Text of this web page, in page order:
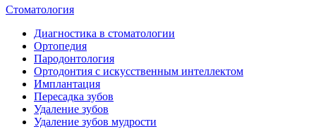
Стоматология
Диагностика в стоматологии
Ортопедия
Пародонтология
Ортодонтия с искусственным интеллектом
Имплантация
Пересадка зубов
Удаление зубов
Удаление зубов мудрости